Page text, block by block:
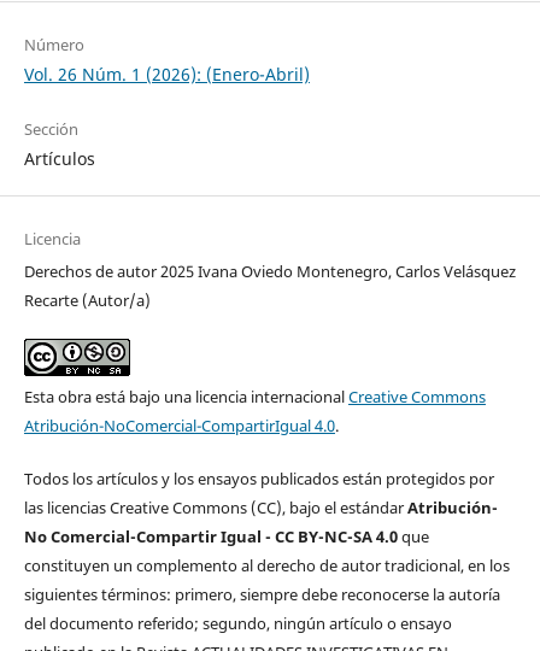
Número
Vol. 26 Núm. 1 (2026): (Enero-Abril)
Sección
Artículos
Licencia
Derechos de autor 2025 Ivana Oviedo Montenegro, Carlos Velásquez
Recarte (Autor/a)
Esta obra está bajo una licencia internacionalCreative Commons
Atribución-NoComercial-CompartirIgual 4.0.
Todos los artículos y los ensayos publicados están protegidos por
las licencias Creative Commons (CC), bajo el estándarAtribución-
No Comercial-Compartir Igual - CC BY-NC-SA 4.0que
constituyen un complemento al derecho de autor tradicional, en los
siguientes términos: primero, siempre debe reconocerse la autoría
del documento referido; segundo, ningún artículo o ensayo